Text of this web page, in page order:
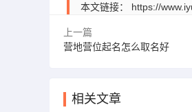
本文链接： https://
上一篇
营地营位起名怎么取名好
相关文章